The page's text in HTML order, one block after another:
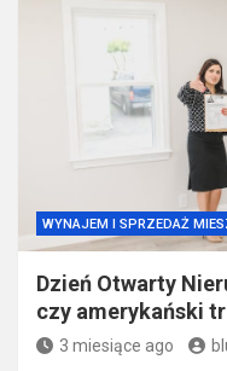
WYNAJEM I SPRZEDAŻ
Dzień Otwarty
czy amerykański
3 miesiące ago